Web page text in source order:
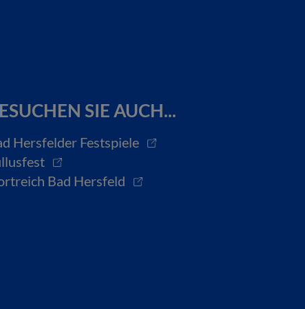
SIE AUCH...
Hersfelder Festspiele
Bad Hersfeld